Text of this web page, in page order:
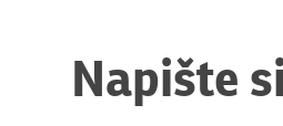
Napište